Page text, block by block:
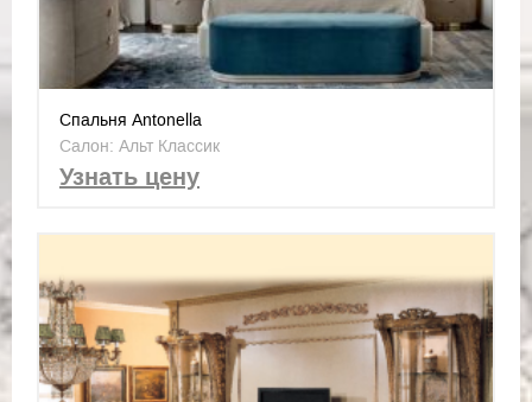
Спальня Antonella
Салон: Альт Классик
Узнать цену